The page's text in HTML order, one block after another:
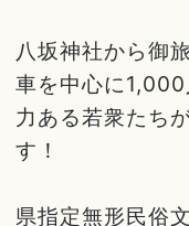
八坂神社から御
車を中心に
力ある若衆たち
す！
県指定無形民俗